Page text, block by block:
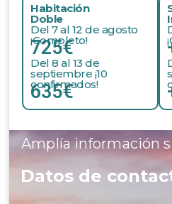
Habitación
Doble
Del 7 al 12 de agosto
¡Completo!
725€
Del 8 al 13 de
septiembre ¡10
confirmados!
635€
Amplía información
Datos de